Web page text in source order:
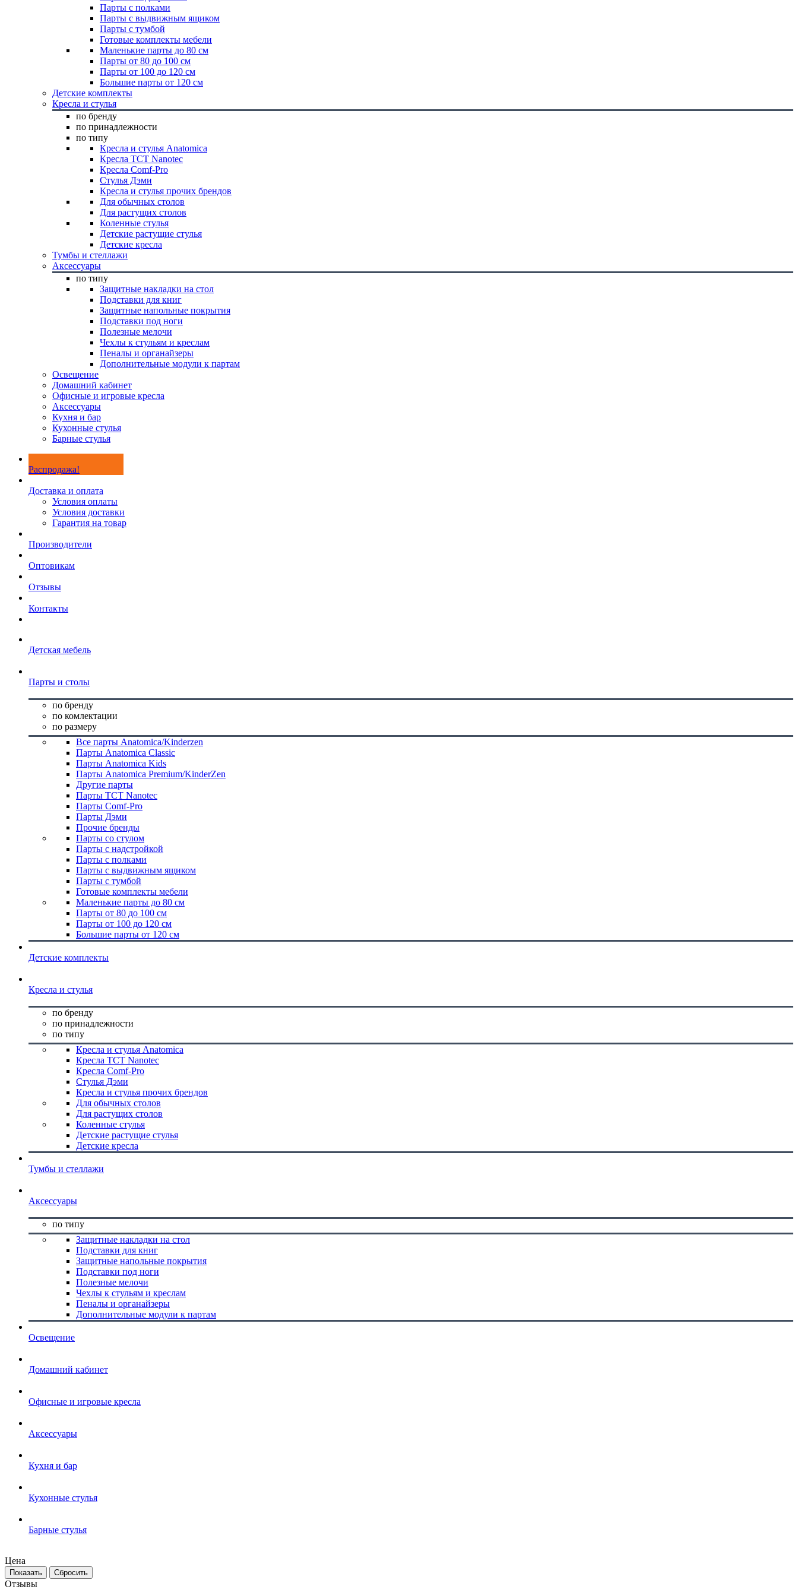
Парты с полками
Парты с выдвижным ящиком
Парты с тумбой
Готовые комплекты мебели
Маленькие парты до 80 см
Парты от 80 до 100 см
Парты от 100 до 120 см
Большие парты от 120 см
Детские комплекты
Кресла и стулья
по бренду
по принадлежности
по типу
Кресла и стулья Anatomica
Кресла TCT Nanotec
Кресла Comf-Pro
Стулья Дэми
Кресла и стулья прочих брендов
Для обычных столов
Для растущих столов
Коленные стулья
Детские растущие стулья
Детские кресла
Тумбы и стеллажи
Аксессуары
по типу
Защитные накладки на стол
Подставки для книг
Защитные напольные покрытия
Подставки под ноги
Полезные мелочи
Чехлы к стульям и креслам
Пеналы и органайзеры
Дополнительные модули к партам
Освещение
Домашний кабинет
Офисные и игровые кресла
Аксессуары
Кухня и бар
Кухонные стулья
Барные стулья
Распродажа!
Доставка и оплата
Условия оплаты
Условия доставки
Гарантия на товар
Производители
Оптовикам
Отзывы
Контакты
Детская мебель
Парты и столы
по бренду
по комлектации
по размеру
Все парты Anatomica/Kinderzen
Парты Anatomica Classic
Парты Anatomica Kids
Парты Anatomica Premium/KinderZen
Другие парты
Парты TCT Nanotec
Парты Comf-Pro
Парты Дэми
Прочие бренды
Парты со стулом
Парты с надстройкой
Парты с полками
Парты с выдвижным ящиком
Парты с тумбой
Готовые комплекты мебели
Маленькие парты до 80 см
Парты от 80 до 100 см
Парты от 100 до 120 см
Большие парты от 120 см
Детские комплекты
Кресла и стулья
по бренду
по принадлежности
по типу
Кресла и стулья Anatomica
Кресла TCT Nanotec
Кресла Comf-Pro
Стулья Дэми
Кресла и стулья прочих брендов
Для обычных столов
Для растущих столов
Коленные стулья
Детские растущие стулья
Детские кресла
Тумбы и стеллажи
Аксессуары
по типу
Защитные накладки на стол
Подставки для книг
Защитные напольные покрытия
Подставки под ноги
Полезные мелочи
Чехлы к стульям и креслам
Пеналы и органайзеры
Дополнительные модули к партам
Освещение
Домашний кабинет
Офисные и игровые кресла
Аксессуары
Кухня и бар
Кухонные стулья
Барные стулья
Цена
Сбросить
Отзывы